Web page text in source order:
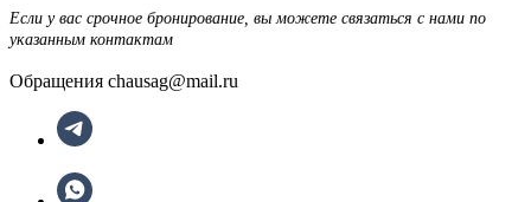
Если у вас срочное бронирование, вы можете связаться с нами по
указанным контактам
Обращения chausag@mail.ru